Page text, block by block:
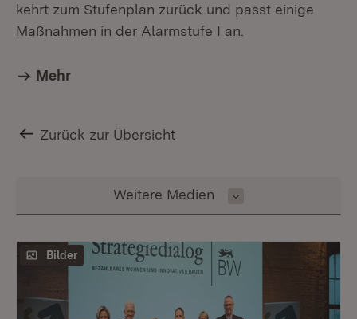
kehrt zum Stufenplan zurück und passt einige
Maßnahmen in der Alarmstufe I an.
Mehr
Zurück zur Übersicht
Inhalt auswählen
Weitere Medien
Bilder